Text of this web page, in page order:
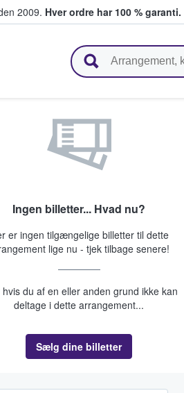
2009. Hver ordre har 100 % garanti.
Ingen billetter... Hvad nu?
er ingen tilgængelige billetter til dette
lige nu - tjek tilbage senere!
hvis du af en eller anden grund ikke kan
deltage i dette arrangement...
Sælg dine billetter